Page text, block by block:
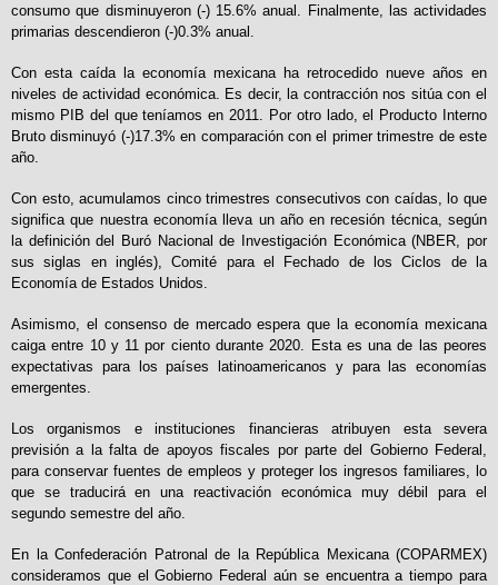
consumo que disminuyeron (-) 15.6% anual. Finalmente, las actividades
primarias descendieron (-)0.3% anual.
Con esta caída la economía mexicana ha retrocedido nueve años en
niveles de actividad económica. Es decir, la contracción nos sitúa con el
mismo PIB del que teníamos en 2011. Por otro lado, el Producto Interno
Bruto disminuyó (-)17.3% en comparación con el primer trimestre de este
año.
Con esto, acumulamos cinco trimestres consecutivos con caídas, lo que
significa que nuestra economía lleva un año en recesión técnica, según
la definición del Buró Nacional de Investigación Económica (NBER, por
sus siglas en inglés), Comité para el Fechado de los Ciclos de la
Economía de Estados Unidos.
Asimismo, el consenso de mercado espera que la economía mexicana
caiga entre 10 y 11 por ciento durante 2020. Esta es una de las peores
expectativas para los países latinoamericanos y para las economías
emergentes.
Los organismos e instituciones financieras atribuyen esta severa
previsión a la falta de apoyos fiscales por parte del Gobierno Federal,
para conservar fuentes de empleos y proteger los ingresos familiares, lo
que se traducirá en una reactivación económica muy débil para el
segundo semestre del año.
En la Confederación Patronal de la República Mexicana (COPARMEX)
consideramos que el Gobierno Federal aún se encuentra a tiempo para